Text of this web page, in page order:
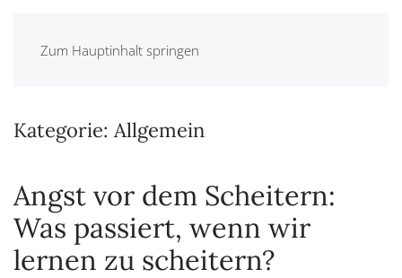
Zum Hauptinhalt springen
Kategorie: Allgemein
Angst vor dem Scheitern:
Was passiert, wenn wir
lernen zu scheitern?